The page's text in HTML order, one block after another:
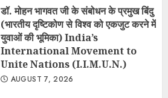
डॉ. मोहन भागवत जी के संबोधन के प्रमुख बिंदु
(भारतीय दृष्टिकोण से विश्व को एकजुट करने में
युवाओं की भूमिका) India’s
International Movement to
Unite Nations (I.I.M.U.N.)
AUGUST 7, 2026